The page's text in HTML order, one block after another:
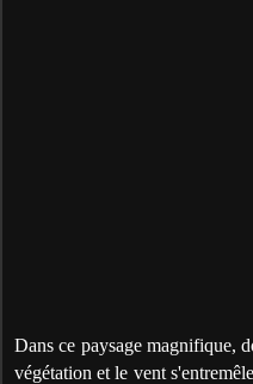
Dans ce paysage magnifique,
végétation et le vent